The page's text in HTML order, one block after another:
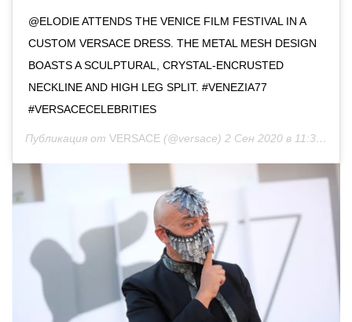
@ELODIE ATTENDS THE VENICE FILM FESTIVAL IN A
CUSTOM VERSACE DRESS. THE METAL MESH DESIGN
BOASTS A SCULPTURAL, CRYSTAL-ENCRUSTED
NECKLINE AND HIGH LEG SPLIT. #VENEZIA77
#VERSACECELEBRITIES
Публикация от VERSACE (@versace) 2 Сен 2020 в 11:35 PDT